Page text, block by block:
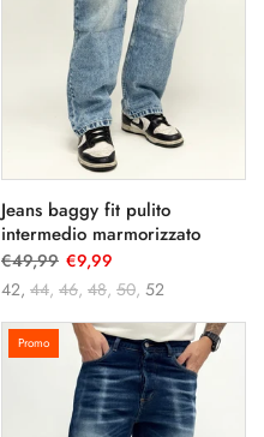
Jeans baggy fit pulito
intermedio marmorizzato
€49,99 €9,99
42 44 46 48 50 52
Promo